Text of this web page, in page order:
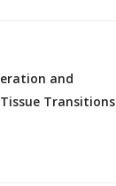
and
Transitions